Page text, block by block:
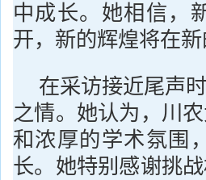
中成长。她相信，
开，新的辉煌将在
在采访接近尾声
之情。她认为，川
和浓厚的学术氛围
长。她特别感谢挑